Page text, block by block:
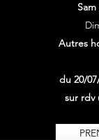
Sam
Autres
du 20/
sur rdv